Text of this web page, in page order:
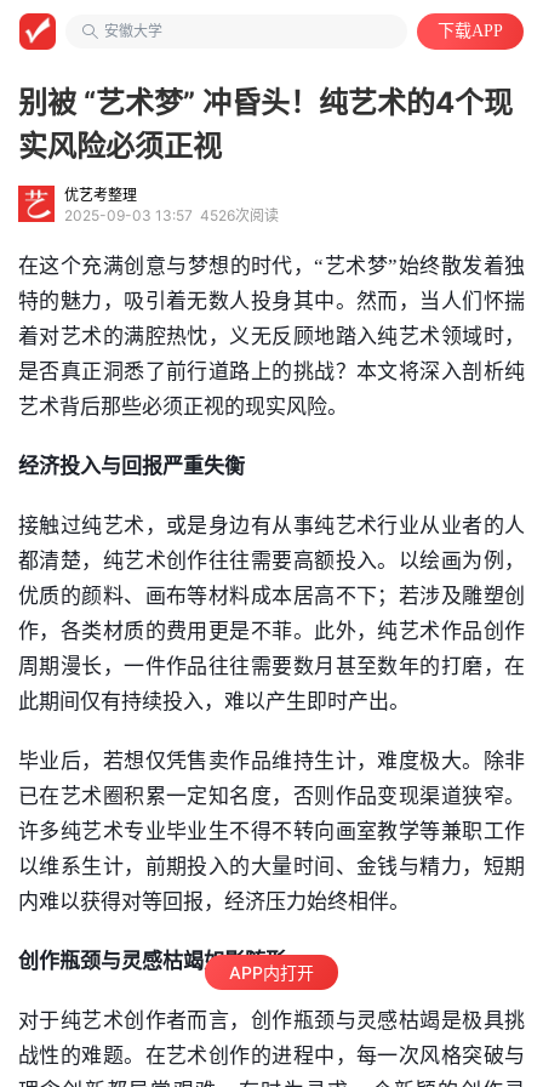
安徽大学
下载APP
别被 “艺术梦” 冲昏头！纯艺术的4个现
实风险必须正视
优艺考整理
2025-09-03 13:57 4526次阅读
在这个充满创意与梦想的时代，“艺术梦”始终散发着独
特的魅力，吸引着无数人投身其中。然而，当人们怀揣
着对艺术的满腔热忱，义无反顾地踏入纯艺术领域时，
是否真正洞悉了前行道路上的挑战？本文将深入剖析纯
艺术背后那些必须正视的现实风险。
经济投入与回报严重失衡
接触过纯艺术，或是身边有从事纯艺术行业从业者的人
都清楚，纯艺术创作往往需要高额投入。以绘画为例，
优质的颜料、画布等材料成本居高不下；若涉及雕塑创
作，各类材质的费用更是不菲。此外，纯艺术作品创作
周期漫长，一件作品往往需要数月甚至数年的打磨，在
此期间仅有持续投入，难以产生即时产出。
毕业后，若想仅凭售卖作品维持生计，难度极大。除非
已在艺术圈积累一定知名度，否则作品变现渠道狭窄。
许多纯艺术专业毕业生不得不转向画室教学等兼职工作
以维系生计，前期投入的大量时间、金钱与精力，短期
内难以获得对等回报，经济压力始终相伴。
创作瓶颈与灵感枯竭如影随形
对于纯艺术创作者而言，创作瓶颈与灵感枯竭是极具挑
战性的难题。在艺术创作的进程中，每一次风格突破与
APP内打开